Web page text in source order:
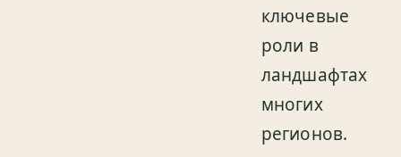
ключевые
роли в
ландшафтах
многих
регионов.